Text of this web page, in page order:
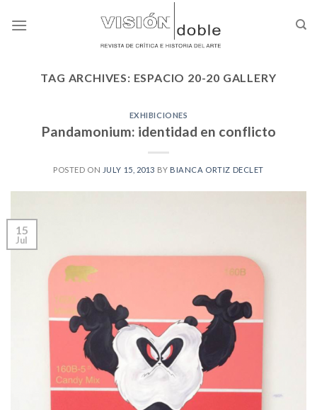
TAG ARCHIVES: ESPACIO 20-20 GALLERY
EXHIBICIONES
Pandamonium: identidad en conflicto
POSTED ON JULY 15, 2013 BY BIANCA ORTIZ DECLET
15
Jul